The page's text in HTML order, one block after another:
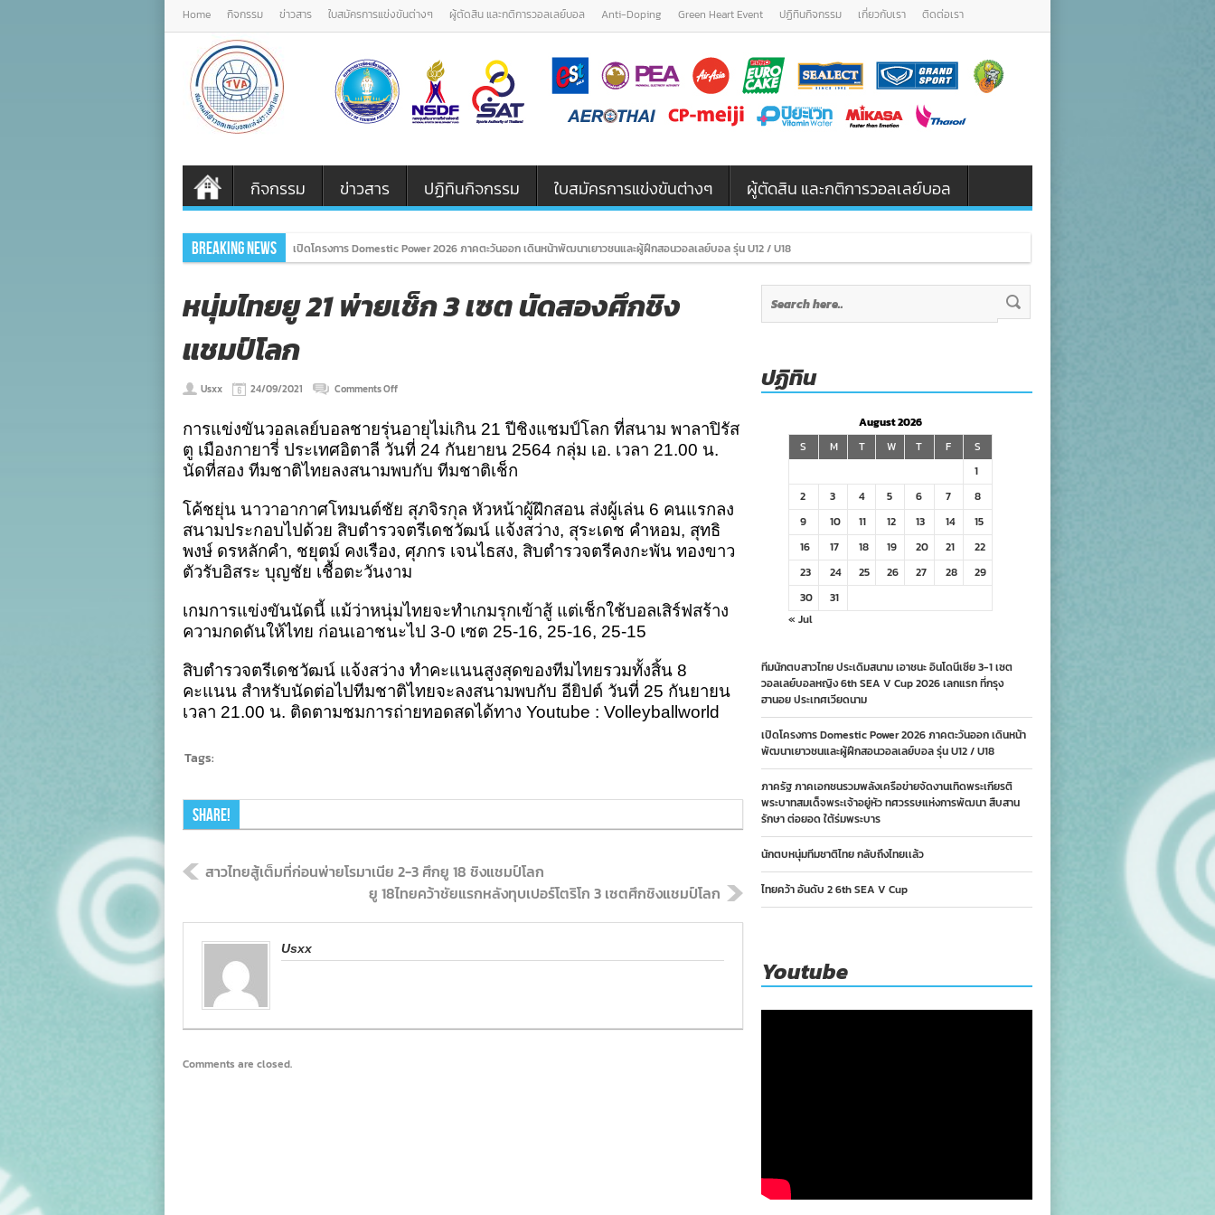
Home กิจกรรม ข่าวสาร ใบสมัครการแข่งขันต่างๆ ผู้ตัดสิน และกติการวอลเลย์บอล Anti-Doping Green Heart Event ปฏิทินกิจกรรม เกี่ยวกับเรา ติดต่อเรา
กิจกรรม ข่าวสาร ปฏิทินกิจกรรม ใบสมัครการแข่งขันต่างๆ ผู้ตัดสิน และกติการวอลเลย์บอล
Breaking News เปิดโครงการ Domestic Power 2026 ภาคตะวันออก เดินหน้าพัฒนาเยาวชนและผู้ฝึกสอนวอลเลย์บอล รุ่น U12 / U18
หนุ่มไทยยู​ 21 พ่ายเช็ก 3 เซต นัดสองศึกชิง
แชมป์โลก
Usxx 24/09/2021 Comments Offon
ยู​
21
พ่าย
เช็ก
เซต
นัด
สอง
ศึก
ชิง
แชมป์
การแข่งขันวอลเลย์บอลชายรุ่นอายุไม่เกิน 21 ปีชิงแชมป์โลก ที่สนาม พาลาปิรัส
ตู เมืองกายารี่ ประเทศอิตาลี วันที่ 24 กันยายน 2564 กลุ่ม เอ. เวลา 21.00 น.
นัดที่สอง ทีมชาติไทยลงสนามพบกับ ทีมชาติเช็ก
โค้ชยุ่น นาวาอากาศโทมนต์ชัย สุภจิรกุล หัวหน้าผู้ฝึกสอน ส่งผู้เล่น 6 คนแรกลง
สนามประกอบไปด้วย สิบตำรวจตรีเดชวัฒน์ แจ้งสว่าง, สุระเดช คำหอม, สุทธิ
พงษ์ ดรหลักคำ, ชยุตม์ คงเรือง, ศุภกร เจนไธสง, สิบตำรวจตรีคงกะพัน ทองขาว
ตัวรับอิสระ บุญชัย เชื้อตะวันงาม
เกมการแข่งขันนัดนี้ แม้ว่าหนุ่มไทยจะทำเกมรุกเข้าสู้ แต่เช็กใช้บอลเสิร์ฟสร้าง
ความกดดันให้ไทย ก่อนเอาชนะไป 3-0 เซต 25-16, 25-16, 25-15
สิบตำรวจตรีเดชวัฒน์ แจ้งสว่าง ทำคะแนนสูงสุดของทีมไทยรวมทั้งสิ้น 8
คะแนน สำหรับนัดต่อไปทีมชาติไทยจะลงสนามพบกับ อียิปต์ วันที่ 25 กันยายน
เวลา 21.00 น. ติดตามชมการถ่ายทอดสดได้ทาง Youtube : Volleyballworld
Tags:
Share!
สาวไทยสู้เต็มที่ก่อนพ่ายโรมาเนีย 2-3 ศึกยู 18 ชิงแชมป์โลก
ยู 18ไทยคว้าชัยแรกหลังทุบเปอร์โตริโก 3 เซตศึกชิงแชมป์โลก
Usxx
Comments are closed.
ปฏิทิน
August 2026
S
M T W T F
S
1
2
3 4 5 6 7
8
9
10 11 12 13 14
15
16
17 18 19 20 21
22
23
24 25 26 27 28
29
30
31
« Jul
ทีมนักตบสาวไทย ประเดิมสนาม เอาชนะ อินโดนีเซีย 3-1 เซต
วอลเลย์บอลหญิง 6th SEA V Cup 2026 เลกแรก ที่กรุง
ฮานอย ประเทศเวียดนาม
เปิดโครงการ Domestic Power 2026 ภาคตะวันออก เดินหน้า
พัฒนาเยาวชนและผู้ฝึกสอนวอลเลย์บอล รุ่น U12 / U18
ภาครัฐ ภาคเอกชนรวมพลังเครือข่ายจัดงานเทิดพระเกียรติ
พระบาทสมเด็จพระเจ้าอยู่หัว ทศวรรษแห่งการพัฒนา สืบสาน
รักษา ต่อยอด ใต้ร่มพระบาร
นักตบหนุ่มทีมชาติไทย กลับถึงไทยเเล้ว
ไทยคว้า อันดับ 2 6th SEA V Cup
Youtube